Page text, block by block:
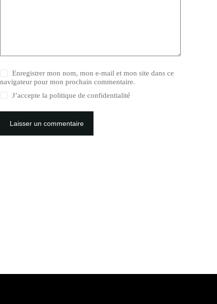
Enregistrer mon nom, mon e-mail et mon site dans ce
navigateur pour mon prochain commentaire.
J’accepte lapolitique de confidentialité
Laisser un commentaire